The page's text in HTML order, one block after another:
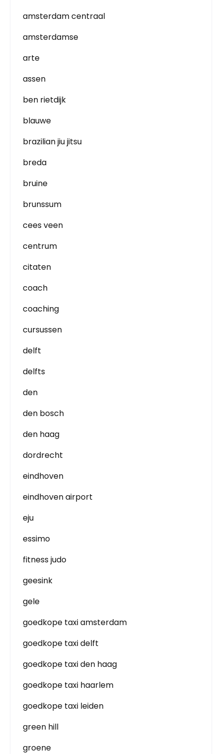
amsterdam centraal
amsterdamse
arte
assen
ben rietdijk
blauwe
brazilian jiu jitsu
breda
bruine
brunssum
cees veen
centrum
citaten
coach
coaching
cursussen
delft
delfts
den
den bosch
den haag
dordrecht
eindhoven
eindhoven airport
eju
essimo
fitness judo
geesink
gele
goedkope taxi amsterdam
goedkope taxi delft
goedkope taxi den haag
goedkope taxi haarlem
goedkope taxi leiden
green hill
groene